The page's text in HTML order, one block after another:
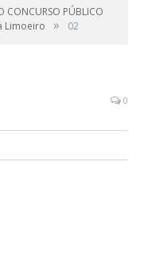
CONCURSO PÚBLICO
Limoeiro
» 02
0